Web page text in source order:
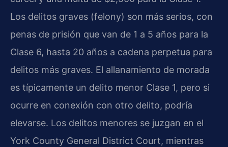
Los delitos graves (felony) son más serios, con
penas de prisión que van de 1 a 5 años para la
Clase 6, hasta 20 años a cadena perpetua para
delitos más graves. El allanamiento de morada
es típicamente un delito menor Clase 1, pero si
ocurre en conexión con otro delito, podría
elevarse. Los delitos menores se juzgan en el
York County General District Court, mientras